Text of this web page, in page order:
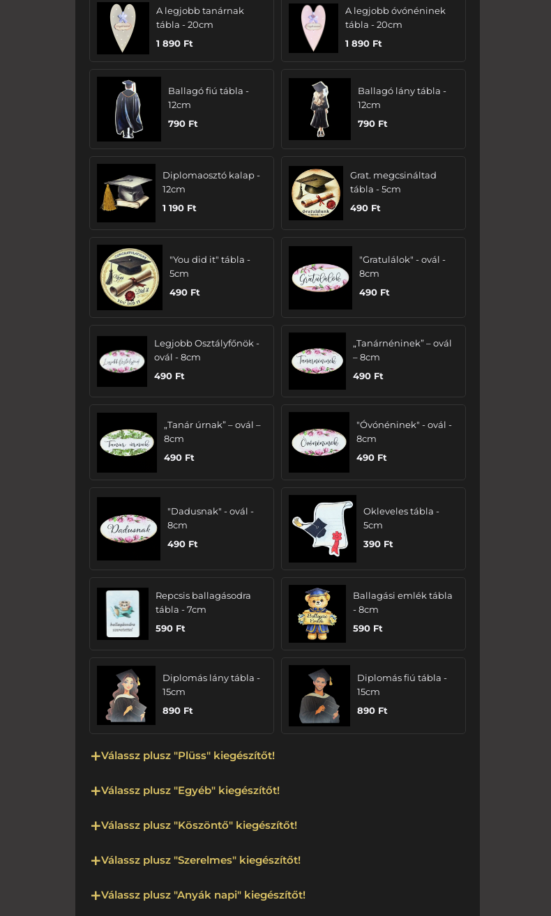
A legjobb tanárnak
tábla - 20cm
1 890 Ft
A legjobb óvónéninek
tábla - 20cm
1 890 Ft
Ballagó fiú tábla -
12cm
790 Ft
Ballagó lány tábla -
12cm
790 Ft
Diplomaosztó kalap -
12cm
1 190 Ft
Grat. megcsináltad
tábla - 5cm
490 Ft
"You did it" tábla -
5cm
490 Ft
"Gratulálok" - ovál -
8cm
490 Ft
Legjobb Osztályfőnök -
ovál - 8cm
490 Ft
„Tanárnéninek” – ovál
– 8cm
490 Ft
„Tanár úrnak” – ovál –
8cm
490 Ft
"Óvónéninek" - ovál -
8cm
490 Ft
"Dadusnak" - ovál -
8cm
490 Ft
Okleveles tábla -
5cm
390 Ft
Repcsis ballagásodra
tábla - 7cm
590 Ft
Ballagási emlék tábla
- 8cm
590 Ft
Diplomás lány tábla -
15cm
890 Ft
Diplomás fiú tábla -
15cm
890 Ft
Válassz plusz "Plüss" kiegészítőt!
Válassz plusz "Egyéb" kiegészítőt!
Válassz plusz "Köszöntő" kiegészítőt!
Válassz plusz "Szerelmes" kiegészítőt!
Válassz plusz "Anyák napi" kiegészítőt!